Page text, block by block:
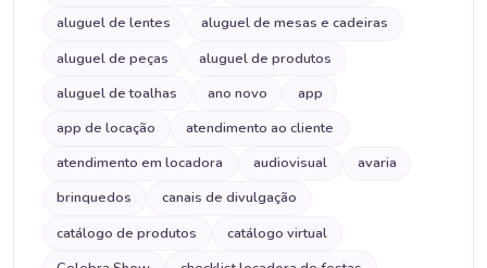
aluguel de lentes
aluguel de mesas e cadeiras
aluguel de peças
aluguel de produtos
aluguel de toalhas
ano novo
app
app de locação
atendimento ao cliente
atendimento em locadora
audiovisual
avaria
brinquedos
canais de divulgação
catálogo de produtos
catálogo virtual